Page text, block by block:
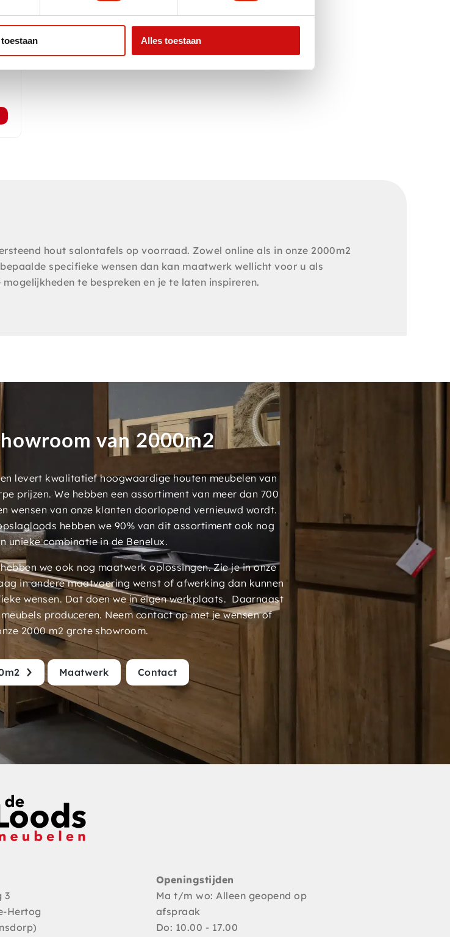
Alles toestaan
hout salontafels op voorraad. Zowel online als in onze 2000m2
specifieke wensen dan kan maatwerk wellicht voor u als
te bespreken en je te laten inspireren.
van 2000m2
levert kwalitatief hoogwaardige houten meubelen van
prijzen. We hebben een assortiment van meer dan 700
wensen van onze klanten doorlopend vernieuwd wordt.
hebben we 90% van dit assortiment ook nog
unieke combinatie in de Benelux.
we ook nog maatwerk oplossingen. Zie je in onze
in andere maatvoering wenst of afwerking dan kunnen
wensen. Dat doen we in eigen werkplaats. Daarnaast
produceren. Neem contact op met je wensen of
2000 m2 grote showroom.
Maatwerk Contact
3
Hertog
Openingstijden
Ma t/m wo: Alleen geopend op
afspraak
Do: 10.00 - 17.00